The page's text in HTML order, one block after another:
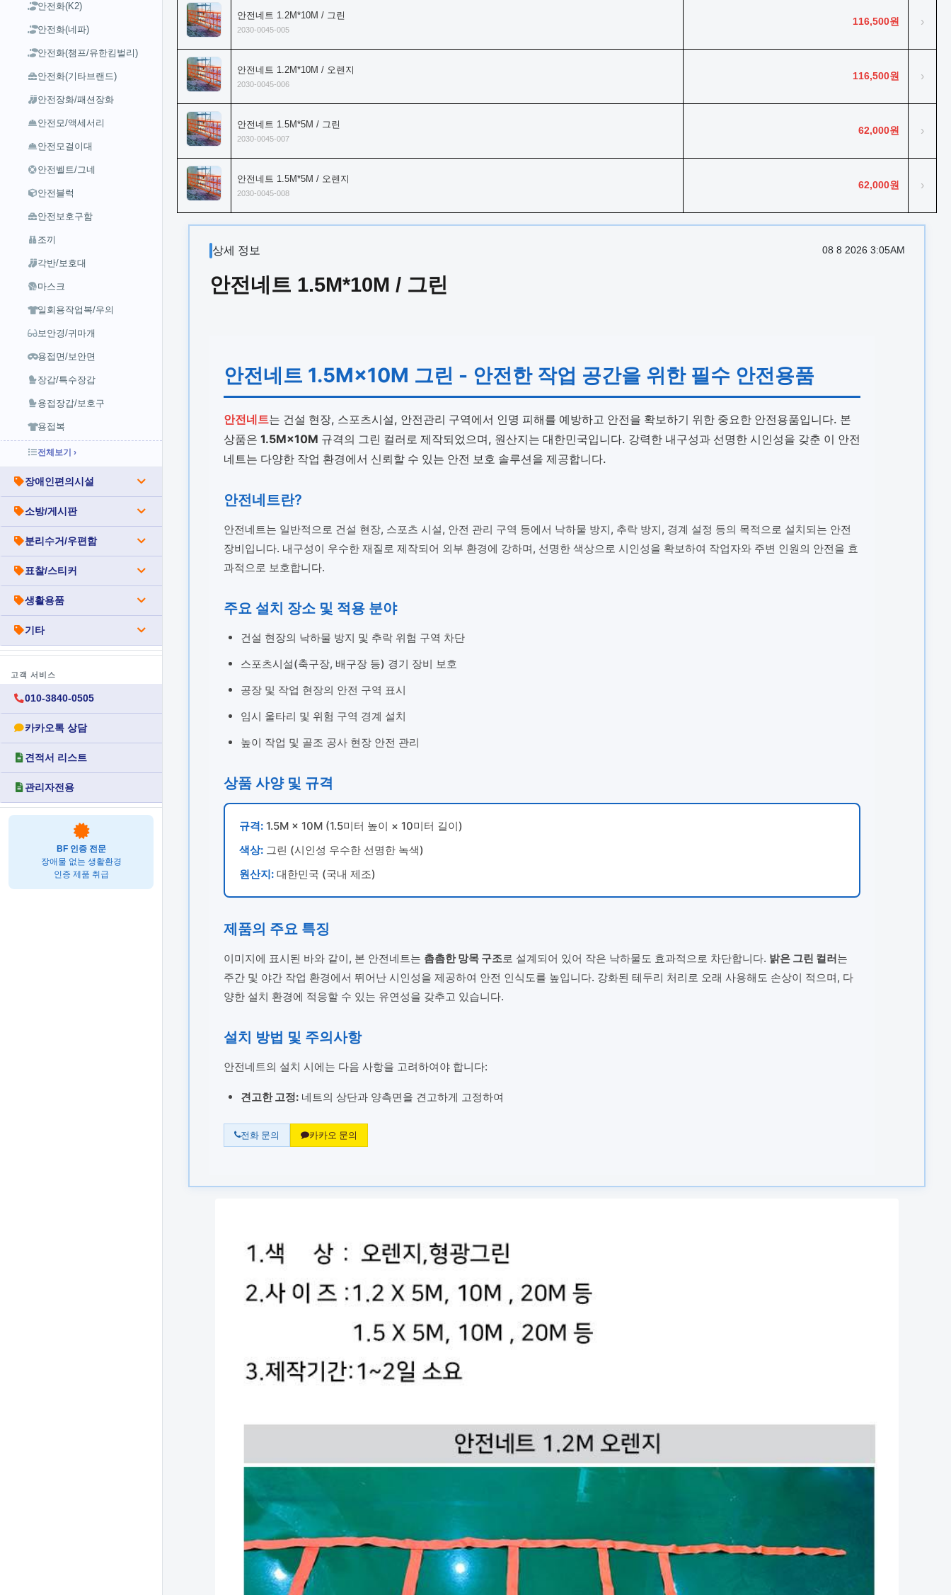
안전화(K2)
안전화(네파)
안전화(챔프/유한킴벌리)
안전화(기타브랜드)
안전장화/패션장화
안전모/액세서리
안전모걸이대
안전벨트/그네
안전블럭
안전보호구함
조끼
각반/보호대
마스크
일회용작업복/우의
보안경/귀마개
용접면/보안면
장갑/특수장갑
용접장갑/보호구
용접복
전체보기 ›
장애인편의시설
소방/게시판
분리수거/우편함
표찰/스티커
생활용품
기타
고객 서비스
010-3840-0505
카카오톡 상담
견적서 리스트
관리자전용
BF 인증 전문
장애물 없는 생활환경
인증 제품 취급
안전네트 1.2M*10M / 그린
2030-0045-005
116,500원 ›
안전네트 1.2M*10M / 오렌지
2030-0045-006
116,500원 ›
안전네트 1.5M*5M / 그린
2030-0045-007
62,000원 ›
안전네트 1.5M*5M / 오렌지
2030-0045-008
62,000원 ›
상세 정보 08 8 2026 3:05AM
안전네트 1.5M*10M / 그린
안전네트 1.5M×10M 그린 - 안전한 작업 공간을 위한 필수 안전용품
안전네트는 건설 현장, 스포츠시설, 안전관리 구역에서 인명 피해를 예방하고 안전을 확보하기 위한 중요한 안전용품입니다. 본
상품은 1.5M×10M 규격의 그린 컬러로 제작되었으며, 원산지는 대한민국입니다. 강력한 내구성과 선명한 시인성을 갖춘 이 안전
네트는 다양한 작업 환경에서 신뢰할 수 있는 안전 보호 솔루션을 제공합니다.
안전네트란?
안전네트는 일반적으로 건설 현장, 스포츠 시설, 안전 관리 구역 등에서 낙하물 방지, 추락 방지, 경계 설정 등의 목적으로 설치되는 안전
장비입니다. 내구성이 우수한 재질로 제작되어 외부 환경에 강하며, 선명한 색상으로 시인성을 확보하여 작업자와 주변 인원의 안전을 효
과적으로 보호합니다.
주요 설치 장소 및 적용 분야
건설 현장의 낙하물 방지 및 추락 위험 구역 차단
스포츠시설(축구장, 배구장 등) 경기 장비 보호
공장 및 작업 현장의 안전 구역 표시
임시 울타리 및 위험 구역 경계 설치
높이 작업 및 골조 공사 현장 안전 관리
상품 사양 및 규격
규격:1.5M × 10M (1.5미터 높이 × 10미터 길이)
색상:그린 (시인성 우수한 선명한 녹색)
원산지:대한민국 (국내 제조)
제품의 주요 특징
이미지에 표시된 바와 같이, 본 안전네트는 촘촘한 망목 구조로 설계되어 있어 작은 낙하물도 효과적으로 차단합니다. 밝은 그린 컬러는
주간 및 야간 작업 환경에서 뛰어난 시인성을 제공하여 안전 인식도를 높입니다. 강화된 테두리 처리로 오래 사용해도 손상이 적으며, 다
양한 설치 환경에 적응할 수 있는 유연성을 갖추고 있습니다.
설치 방법 및 주의사항
안전네트의 설치 시에는 다음 사항을 고려하여야 합니다:
견고한 고정:네트의 상단과 양측면을 견고하게 고정하여
전화 문의 카카오 문의